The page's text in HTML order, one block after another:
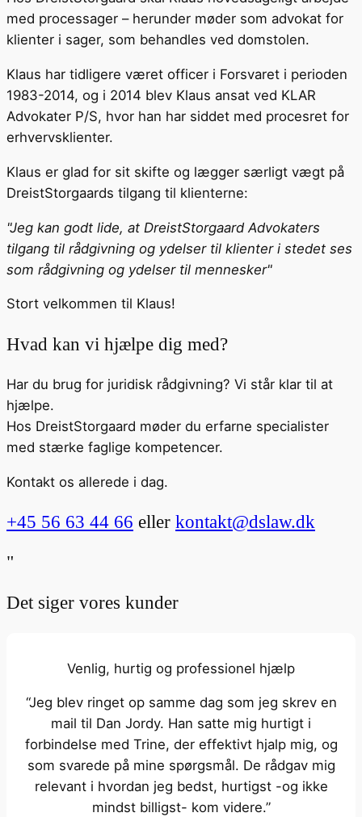
med processager – herunder møder som advokat for
klienter i sager, som behandles ved domstolen.
Klaus har tidligere været officer i Forsvaret i perioden
1983-2014, og i 2014 blev Klaus ansat ved KLAR
Advokater P/S, hvor han har siddet med procesret for
erhvervsklienter.
Klaus er glad for sit skifte og lægger særligt vægt på
DreistStorgaards tilgang til klienterne:
"Jeg kan godt lide, at DreistStorgaard Advokaters
tilgang til rådgivning og ydelser til klienter i stedet ses
som rådgivning og ydelser til mennesker"
Stort velkommen til Klaus!
Hvad kan vi hjælpe dig med?
Har du brug for juridisk rådgivning? Vi står klar til at
hjælpe.
Hos DreistStorgaard møder du erfarne specialister
med stærke faglige kompetencer.
Kontakt os allerede i dag.
+45 56 63 44 66 eller kontakt@dslaw.dk
"
Det siger vores kunder
Venlig, hurtig og professionel hjælp
“Jeg blev ringet op samme dag som jeg skrev en
mail til Dan Jordy. Han satte mig hurtigt i
forbindelse med Trine, der effektivt hjalp mig, og
som svarede på mine spørgsmål. De rådgav mig
relevant i hvordan jeg bedst, hurtigst -og ikke
mindst billigst- kom videre.”